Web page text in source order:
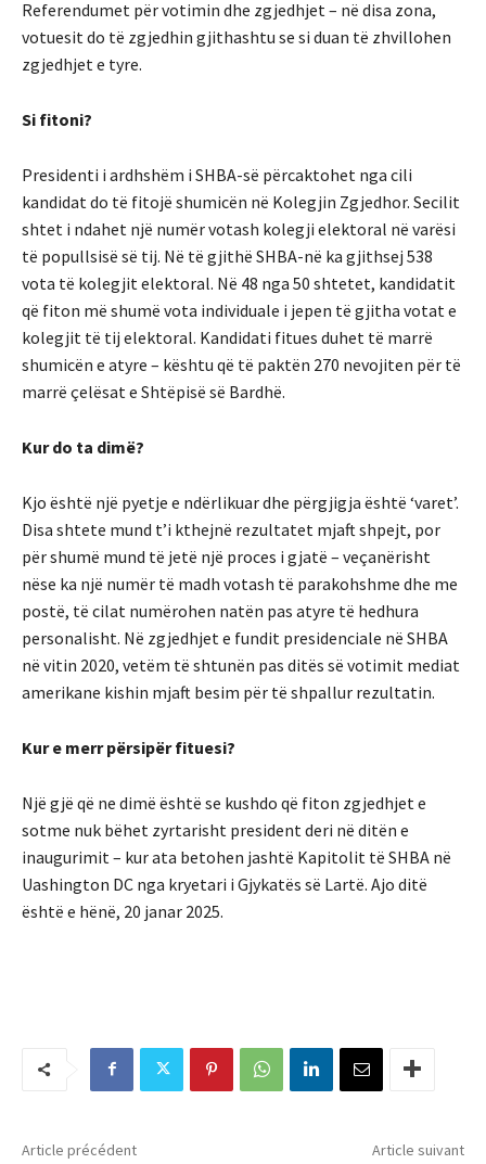
Referendumet për votimin dhe zgjedhjet – në disa zona,
votuesit do të zgjedhin gjithashtu se si duan të zhvillohen
zgjedhjet e tyre.
Si fitoni?
Presidenti i ardhshëm i SHBA-së përcaktohet nga cili
kandidat do të fitojë shumicën në Kolegjin Zgjedhor. Secilit
shtet i ndahet një numër votash kolegji elektoral në varësi
të popullsisë së tij. Në të gjithë SHBA-në ka gjithsej 538
vota të kolegjit elektoral. Në 48 nga 50 shtetet, kandidatit
që fiton më shumë vota individuale i jepen të gjitha votat e
kolegjit të tij elektoral. Kandidati fitues duhet të marrë
shumicën e atyre – kështu që të paktën 270 nevojiten për të
marrë çelësat e Shtëpisë së Bardhë.
Kur do ta dimë?
Kjo është një pyetje e ndërlikuar dhe përgjigja është ‘varet’.
Disa shtete mund t’i kthejnë rezultatet mjaft shpejt, por
për shumë mund të jetë një proces i gjatë – veçanërisht
nëse ka një numër të madh votash të parakohshme dhe me
postë, të cilat numërohen natën pas atyre të hedhura
personalisht. Në zgjedhjet e fundit presidenciale në SHBA
në vitin 2020, vetëm të shtunën pas ditës së votimit mediat
amerikane kishin mjaft besim për të shpallur rezultatin.
Kur e merr përsipër fituesi?
Një gjë që ne dimë është se kushdo që fiton zgjedhjet e
sotme nuk bëhet zyrtarisht president deri në ditën e
inaugurimit – kur ata betohen jashtë Kapitolit të SHBA në
Uashington DC nga kryetari i Gjykatës së Lartë. Ajo ditë
është e hënë, 20 janar 2025.
Article précédent Article suivant